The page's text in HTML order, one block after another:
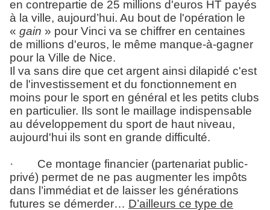
en contrepartie de 25 millions d'euros HT payés
à la ville, aujourd’hui. Au bout de l'opération le
« gain » pour Vinci va se chiffrer en centaines
de millions d'euros, le même manque-à-gagner
pour la Ville de Nice.
Il va sans dire que cet argent ainsi dilapidé c'est
de l'investissement et du fonctionnement en
moins pour le sport en général et les petits clubs
en particulier. Ils sont le maillage indispensable
au développement du sport de haut niveau,
aujourd'hui ils sont en grande difficulté.
·
Ce montage financier (partenariat public-
privé) permet de ne pas augmenter les impôts
dans l’immédiat et de laisser les générations
futures se démerder… D’ailleurs ce type de